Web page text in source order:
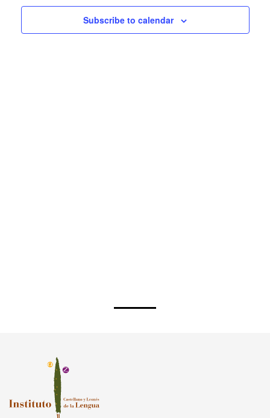
Subscribe to calendar